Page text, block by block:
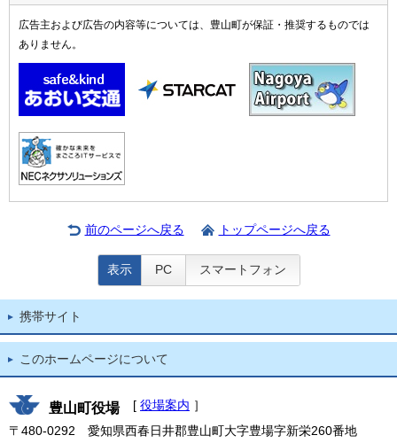
広告主および広告の内容等については、豊山町が保証・推奨するものでは
ありません。
前のページへ戻る トップページへ戻る
表示 PC スマートフォン
携帯サイト
このホームページについて
豊山町役場 [ 役場案内 ］
〒480-0292 愛知県西春日井郡豊山町大字豊場字新栄260番地